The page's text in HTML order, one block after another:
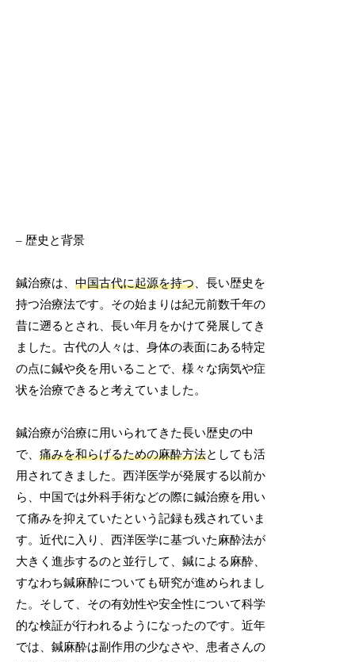
– 歴史と背景
鍼治療は、中国古代に起源を持つ 、長い歴史を
持つ治療法です。その始まりは紀元前数千年の
昔に遡るとされ、長い年月をかけて発展してき
ました。古代の人々は、身体の表面にある特定
の点に鍼や灸を用いることで、様々な病気や症
状を治療できると考えていました。
鍼治療が治療に用いられてきた長い歴史の中
で、痛みを和らげるための麻酔方法としても活
用されてきました。西洋医学が発展する以前か
ら、中国では外科手術などの際に鍼治療を用い
て痛みを抑えていたという記録も残されていま
す。近代に入り、西洋医学に基づいた麻酔法が
大きく進歩するのと並行して、鍼による麻酔、
すなわち鍼麻酔についても研究が進められまし
た。そして、その有効性や安全性について科学
的な検証が行われるようになったのです。近年
では、鍼麻酔は副作用の少なさや、患者さんの